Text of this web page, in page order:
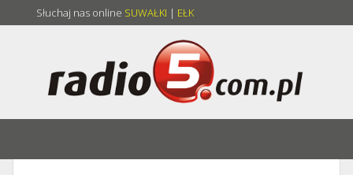
Słuchaj nas online SUWAŁKI | EŁK